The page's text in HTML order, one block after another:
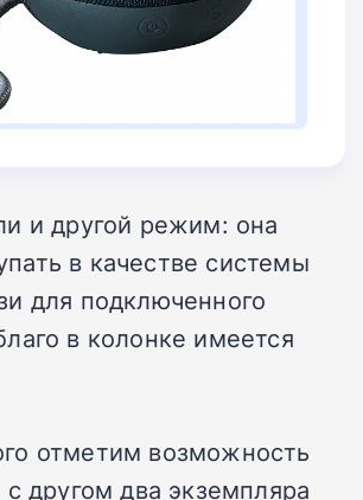
и другой режим: она
в качестве системы
для подключенного
в колонке имеется
отметим возможность
с другом два экземпляра